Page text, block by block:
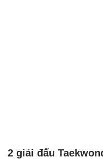
2 giải đấu